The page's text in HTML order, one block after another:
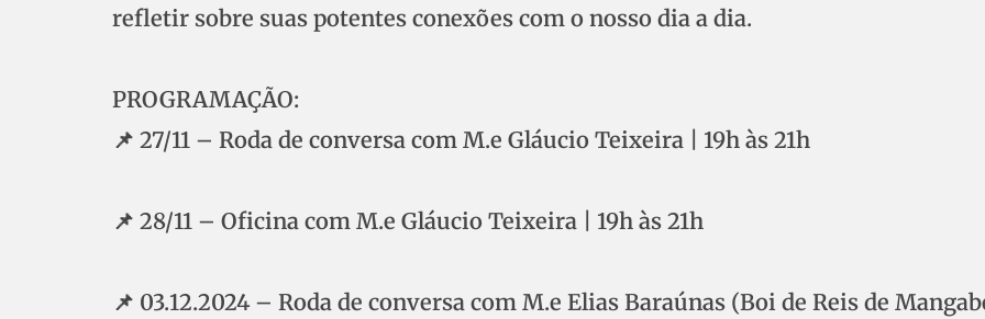
refletir sobre suas potentes conexões com o nosso dia a dia.
PROGRAMAÇÃO:
📌 27/11 – Roda de conversa com M.e Gláucio Teixeira | 19h às 21h
📌 28/11 – Oficina com M.e Gláucio Teixeira | 19h às 21h
📌 03.12.2024 – Roda de conversa com M.e Elias Baraúnas (Boi de Reis de